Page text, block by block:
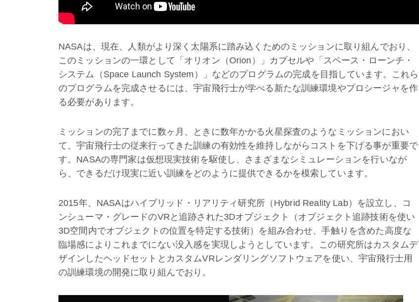
NASAは、現在、人類がより深く太陽系に踏み込くためのミッションに取り組んでおり、
このミッションの一環として「オリオン（Orion）」カプセルや「スペース・ローンチ・
システム（Space Launch System）」などのプログラムの完成を目指しています。これら
のプログラムを完成させるには、宇宙飛行士が学べる新たな訓練環境やプロシージャを作
る必要があります。
ミッションの完了までに数ヶ月、ときに数年かかる火星探査のようなミッションにおい
て、宇宙飛行士の従来行ってきた訓練の有効性を維持しながらコストを下げる事が重要で
す。NASAの専門家は仮想現実技術を駆使し、さまざまなシミュレーションを行いなが
ら、できるだけ現実に近い訓練をどのように提供できるかを模索しています。
2015年、NASAはハイブリッド・リアリティ研究所（Hybrid Reality Lab）を設立し、コ
ンシューマ・グレードのVRと追跡された3Dオブジェクト（オブジェクト追跡技術を使い
3D空間内でオブジェクトの位置を特定する技術）を組み合わせ、手触りを含めた高度な
臨場感によりこれまでにない没入感を実現しようとしています。この研究所はカスタムデ
ザインしたヘッドセットとカスタムVRレンダリングソフトウェアを使い、宇宙飛行士用
の訓練環境の開発に取り組んでおり。